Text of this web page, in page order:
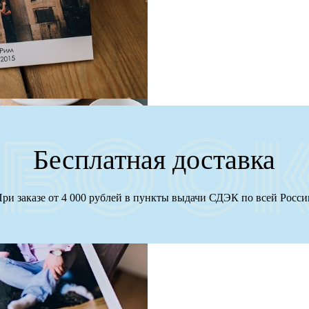
Бесплатная доставка
заказе от 4 000 рублей в пункты выдачи СДЭК по всей